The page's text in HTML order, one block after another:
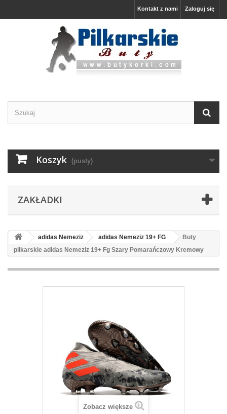
Zaloguj się
Kontakt z nami
Koszyk (pusty)
ZAKŁADKI
adidas Nemeziz adidas Nemeziz 19+ FG
Buty
piłkarskie adidas Nemeziz 19+ Fg Szary Pomarańczowy Kremowy
Zobacz większe